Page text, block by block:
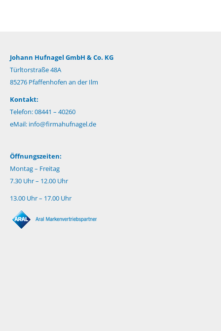
Johann Hufnagel GmbH & Co. KG
Türltorstraße 48A
85276 Pfaffenhofen an der Ilm
Kontakt:
Telefon: 08441 – 40260
eMail: info@firmahufnagel.de
Öffnungszeiten:
Montag – Freitag
7.30 Uhr – 12.00 Uhr
13.00 Uhr – 17.00 Uhr